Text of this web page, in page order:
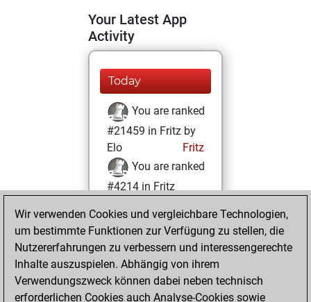
Your Latest App
Activity
Today
You are ranked
#21459 in Fritz by
Elo
Fritz
You are ranked
#4214 in Fritz
Sonntag, Februar
14, 2021
You achieved a
BeautyScore of 78
Wir verwenden Cookies und vergleichbare Technologien,
um bestimmte Funktionen zur Verfügung zu stellen, die
Nutzererfahrungen zu verbessern und interessengerechte
Inhalte auszuspielen. Abhängig von ihrem
Verwendungszweck können dabei neben technisch
erforderlichen Cookies auch Analyse-Cookies sowie